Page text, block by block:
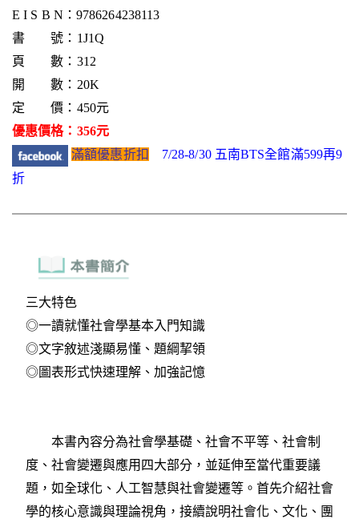
E I S B N：9786264238113
書 號：1J1Q
頁 數：312
開 數：20K
定 價：450元
優惠價格：356元
滿額優惠折扣
7/28-8/30 五南BTS全館滿599再9
折